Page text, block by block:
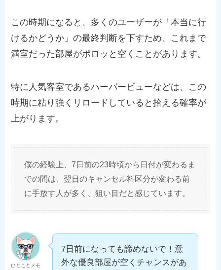
この時期になると、多くのユーザーが「本当に行
けるかどうか」の最終判断を下すため、これまで
満室だった部屋がポロッと空くことがあります。
特に人気客室であるハーバービューなどは、この
時期に粘り強くリロードしていると拾える確率が
上がります。
僕の経験上、7日前の23時頃から日付が変わるま
での間は、翌日のキャンセル料区分が変わる前
に手放す人が多く、狙い目だと感じています。
ひとことメモ
7日前になっても諦めないで！意
外な優良部屋が空くチャンスがあ